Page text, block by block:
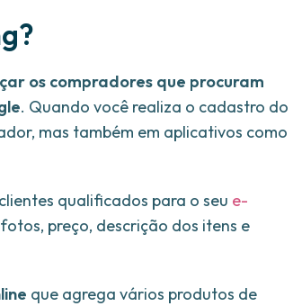
os compradores que procuram
. Quando você realiza o cadastro do
mas também em aplicativos como
qualificados para o seu e-
preço, descrição dos itens e
que agrega vários produtos de